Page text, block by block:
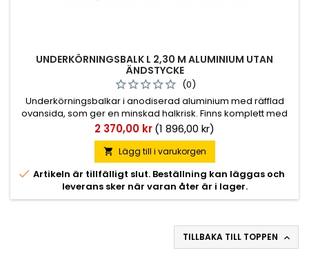
UNDERKÖRNINGSBALK L 2,30 M ALUMINIUM UTAN
ÄNDSTYCKE
(0)
Underkörningsbalkar i anodiserad aluminium med räfflad
ovansida, som ger en minskad halkrisk. Finns komplett med
ändstycke, reflex och mutterplattor M16, men även utan
dessa detaljer. Finns reservdelar att tillgå. För fordon
registrerade efter 2010-03-11 välj 3188.
Pris
2 370,00 kr(1 896,00 kr)
 Lägg till i varukorgen
 Artikeln är tillfälligt slut. Beställning kan läggas och
leverans sker när varan åter är i lager.
TILLBAKA TILL TOPPEN 